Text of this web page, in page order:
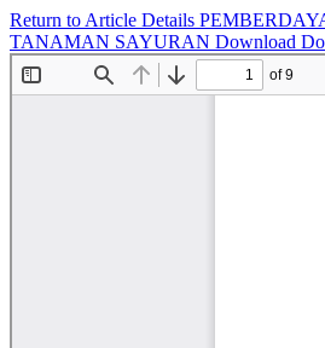
Return to Article Details
TANAMAN SAYURAN Download